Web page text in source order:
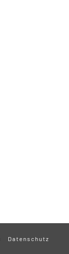
Datenschutz